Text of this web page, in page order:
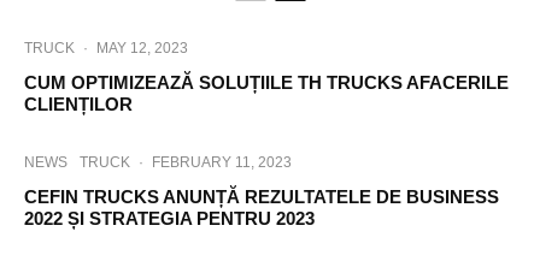
TRUCK · MAY 12, 2023
CUM OPTIMIZEAZĂ SOLUȚIILE TH TRUCKS AFACERILE
CLIENȚILOR
NEWS TRUCK · FEBRUARY 11, 2023
CEFIN TRUCKS ANUNȚĂ REZULTATELE DE BUSINESS
2022 ȘI STRATEGIA PENTRU 2023